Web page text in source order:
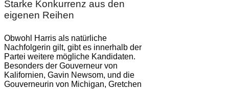
Starke Konkurrenz aus den
eigenen Reihen
Obwohl Harris als natürliche
Nachfolgerin gilt, gibt es innerhalb der
Partei weitere mögliche Kandidaten.
Besonders der Gouverneur von
Kalifornien, Gavin Newsom, und die
Gouverneurin von Michigan, Gretchen